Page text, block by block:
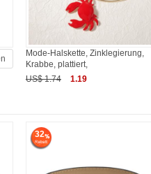
Mode-Halskette, Zinklegierung,
Krabbe, plattiert,
US$ 1.74
1.19
32